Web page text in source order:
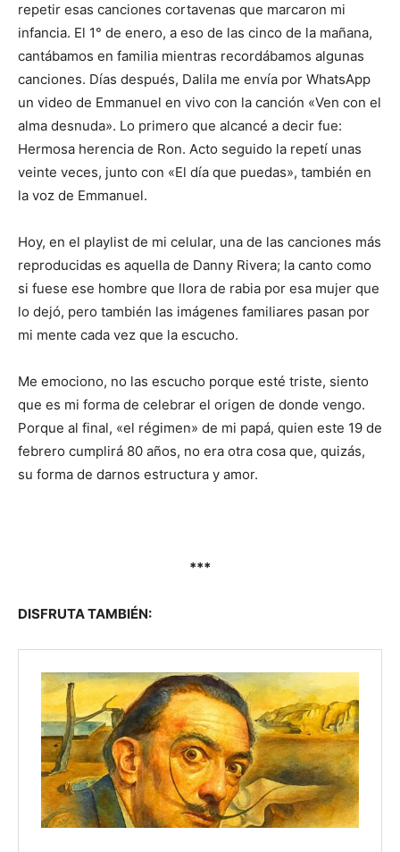
repetir esas canciones cortavenas que marcaron mi
infancia. El 1° de enero, a eso de las cinco de la mañana,
cantábamos en familia mientras recordábamos algunas
canciones. Días después, Dalila me envía por WhatsApp
un video de Emmanuel en vivo con la canción «Ven con el
alma desnuda». Lo primero que alcancé a decir fue:
Hermosa herencia de Ron. Acto seguido la repetí unas
veinte veces, junto con «El día que puedas», también en
la voz de Emmanuel.
Hoy, en el playlist de mi celular, una de las canciones más
reproducidas es aquella de Danny Rivera; la canto como
si fuese ese hombre que llora de rabia por esa mujer que
lo dejó, pero también las imágenes familiares pasan por
mi mente cada vez que la escucho.
Me emociono, no las escucho porque esté triste, siento
que es mi forma de celebrar el origen de donde vengo.
Porque al final, «el régimen» de mi papá, quien este 19 de
febrero cumplirá 80 años, no era otra cosa que, quizás,
su forma de darnos estructura y amor.
***
DISFRUTA TAMBIÉN: